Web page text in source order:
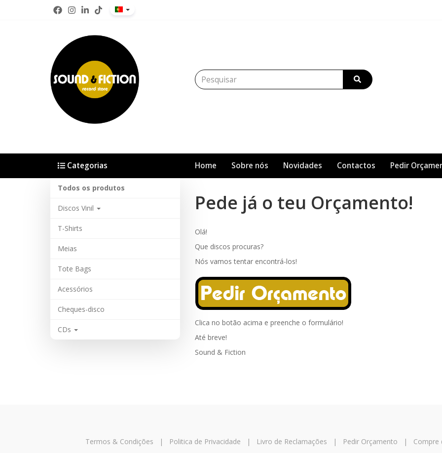
Home Sobre nós Novidades Contactos Pedir
Categorias
Todos os produtos
Discos Vinil
T-Shirts
Meias
Tote Bags
Acessórios
Cheques-disco
CDs
Pede já o teu Orçamento!
Olá!
Que discos procuras?
Nós vamos tentar encontrá-los!
Clica no botão acima e preenche o formulário!
Até breve!
Sound & Fiction
Termos & Condições | Politica de Privacidade | Livro de Reclamações | Pedir Orçamento | Compre